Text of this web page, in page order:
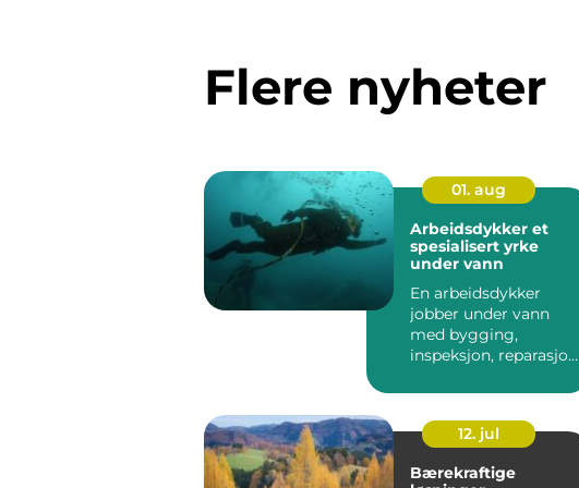
Flere nyheter
01. aug
Arbeidsdykker et
spesialisert yrke
under vann
En arbeidsdykker
jobber under vann
med bygging,
inspeksjon, reparasjon
installasjo...
12. jul
Bærekraftige